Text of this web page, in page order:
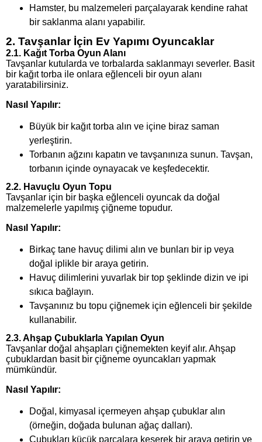
Hamster, bu malzemeleri parçalayarak kendine rahat
bir saklanma alanı yapabilir.
2. Tavşanlar İçin Ev Yapımı Oyuncaklar
2.1. Kağıt Torba Oyun Alanı
Tavşanlar kutularda ve torbalarda saklanmayı severler. Basit
bir kağıt torba ile onlara eğlenceli bir oyun alanı
yaratabilirsiniz.
Nasıl Yapılır:
Büyük bir kağıt torba alın ve içine biraz saman
yerleştirin.
Torbanın ağzını kapatın ve tavşanınıza sunun. Tavşan,
torbanın içinde oynayacak ve keşfedecektir.
2.2. Havuçlu Oyun Topu
Tavşanlar için bir başka eğlenceli oyuncak da doğal
malzemelerle yapılmış çiğneme topudur.
Nasıl Yapılır:
Birkaç tane havuç dilimi alın ve bunları bir ip veya
doğal iplikle bir araya getirin.
Havuç dilimlerini yuvarlak bir top şeklinde dizin ve ipi
sıkıca bağlayın.
Tavşanınız bu topu çiğnemek için eğlenceli bir şekilde
kullanabilir.
2.3. Ahşap Çubuklarla Yapılan Oyun
Tavşanlar doğal ahşapları çiğnemekten keyif alır. Ahşap
çubuklardan basit bir çiğneme oyuncakları yapmak
mümkündür.
Nasıl Yapılır:
Doğal, kimyasal içermeyen ahşap çubuklar alın
(örneğin, doğada bulunan ağaç dalları).
Çubukları küçük parçalara keserek bir araya getirin ve